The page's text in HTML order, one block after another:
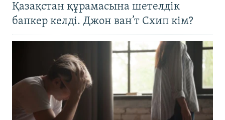
Қазақстан құрамасына шетелдік
бапкер келді. Джон ван’т Схип кім?